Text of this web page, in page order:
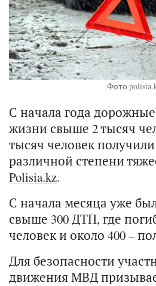
Фото
С начала года
жизни свыше 2 тысяч
тысяч человек
различной степени
Polisia.kz.
С начала месяца уже
свыше 300 ДТП, где
человек и около 400 –
Для безопасности
движения МВД